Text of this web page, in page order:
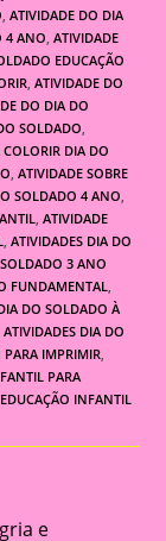
ATIVIDADE DO DIA
4 ANO ATIVIDADE
EDUCAÇÃO
ATIVIDADE DO
DO DIA DO
SOLDADO
DIA DO
ATIVIDADE SOBRE
SOLDADO 4 ANO
ATIVIDADE
ATIVIDADES DIA DO
3 ANO
FUNDAMENTAL
DO SOLDADO À
ATIVIDADES DIA DO
PARA IMPRIMIR
PARA
INFANTIL
e